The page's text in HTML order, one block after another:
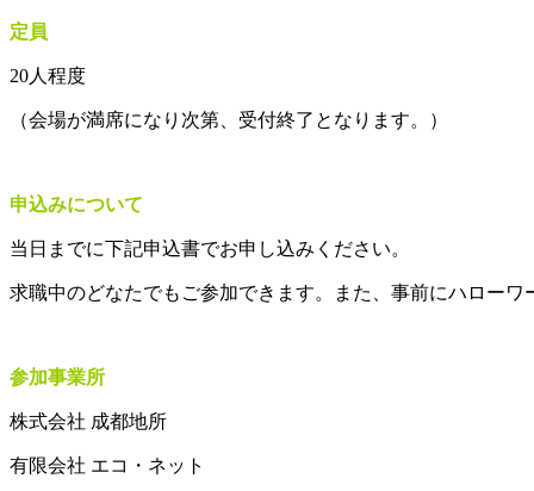
定員
20人程度
（会場が満席になり次第、受付終了となります。）
申込みについて
当日までに下記申込書でお申し込みください。
求職中のどなたでもご参加できます。また、事前にハロー
参加事業所
株式会社 成都地所
有限会社 エコ・ネット